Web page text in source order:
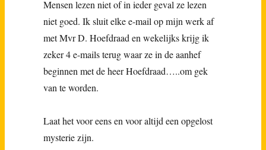
Mensen lezen niet of in ieder geval ze lezen
niet goed. Ik sluit elke e-mail op mijn werk af
met Mvr D. Hoefdraad en wekelijks krijg ik
zeker 4 e-mails terug waar ze in de aanhef
beginnen met de heer Hoefdraad…..om gek
van te worden.
Laat het voor eens en voor altijd een opgelost
mysterie zijn.